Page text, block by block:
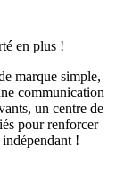
en plus !
marque simple,
communication
un centre de
pour renforcer
!